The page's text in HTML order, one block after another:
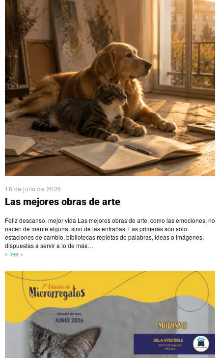
16 de julio de 2026
Las mejores obras de arte
Feliz descanso, mejor vida Las mejores obras de arte, como las emociones, no
nacen de mente alguna, sino de las entrañas. Las primeras son solo
estaciones de cambio, bibliotecas repletas de palabras, ideas o imágenes,
dispuestas a servir a lo de más…
« leer »